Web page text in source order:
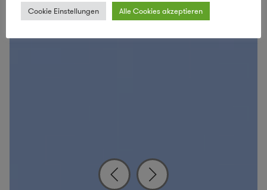
Cookie Einstellungen Alle Cookies akzeptieren